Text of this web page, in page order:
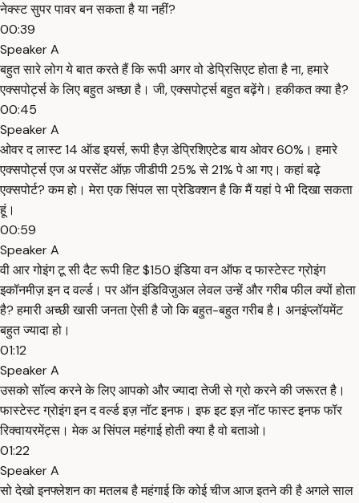
नेक्स्ट सुपर पावर बन सकता है या नहीं?
00:39
Speaker A
बहुत सारे लोग ये बात करते हैं कि रूपी अगर वो डेप्रिसिएट होता है ना, हमारे
एक्सपोर्ट्स के लिए बहुत अच्छा है। जी, एक्सपोर्ट्स बहुत बढ़ेंगे। हकीकत क्या है?
00:45
Speaker A
ओवर द लास्ट 14 ऑड इयर्स, रूपी हैज़ डेप्रिशिएटेड बाय ओवर 60%। हमारे
एक्सपोर्ट्स एज अ परसेंट ऑफ़ जीडीपी 25% से 21% पे आ गए। कहां बढ़े
एक्सपोर्ट? कम हो। मेरा एक सिंपल सा प्रेडिक्शन है कि मैं यहां पे भी दिखा सकता
हूं।
00:59
Speaker A
वी आर गोइंग टू सी दैट रूपी हिट $150 इंडिया वन ऑफ द फास्टेस्ट ग्रोइंग
इकॉनमीज़ इन द वर्ल्ड। पर ऑन इंडिविजुअल लेवल उन्हें और गरीब फील क्यों होता
है? हमारी अच्छी खासी जनता ऐसी है जो कि बहुत-बहुत गरीब है। अनइंप्लॉयमेंट
बहुत ज्यादा हो।
01:12
Speaker A
उसको सॉल्व करने के लिए आपको और ज्यादा तेजी से ग्रो करने की जरूरत है।
फास्टेस्ट ग्रोइंग इन द वर्ल्ड इज़ नॉट इनफ। इफ इट इज़ नॉट फास्ट इनफ फॉर
रिक्वायरमेंट्स। मेक अ सिंपल महंगाई होती क्या है वो बताओ।
01:22
Speaker A
सो देखो इनफ्लेशन का मतलब है महंगाई कि कोई चीज आज इतने की है अगले साल